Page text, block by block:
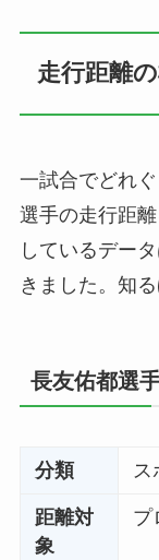
走行距離
一試合でどれ
選手の走行距
しているデータ
きました。知
長友佑都選
分類 ス
距離対
象
プ